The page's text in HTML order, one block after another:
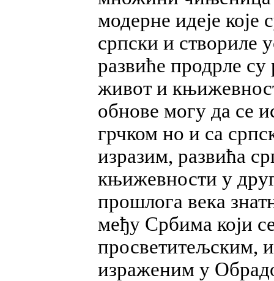
модерне идеје
српски и створиле
развиће продрле
живот и
обнове могу да се
грчком но и са
изразим, развића
књижевности у
прошлога века
међу Србима који
просветитељским,
израженим у